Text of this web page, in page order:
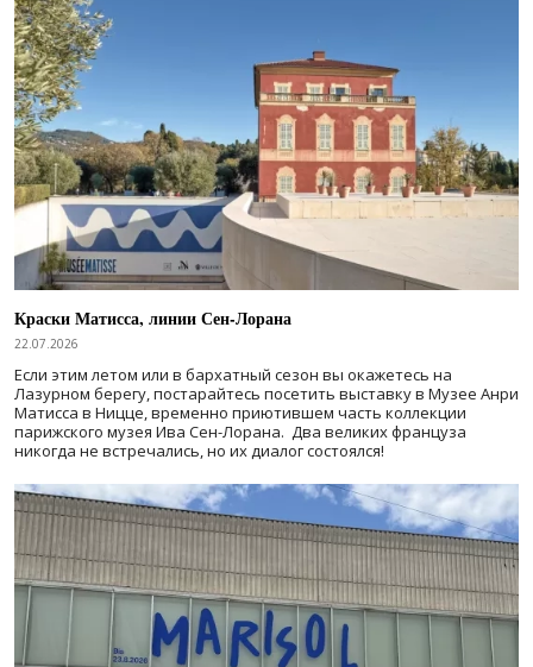
Краски Матисса, линии Сен-Лорана
22.07.2026
Если этим летом или в бархатный сезон вы окажетесь на
Лазурном берегу, постарайтесь посетить выставку в Музее Анри
Матисса в Ницце, временно приютившем часть коллекции
парижского музея Ива Сен-Лорана. Два великих француза
никогда не встречались, но их диалог состоялся!